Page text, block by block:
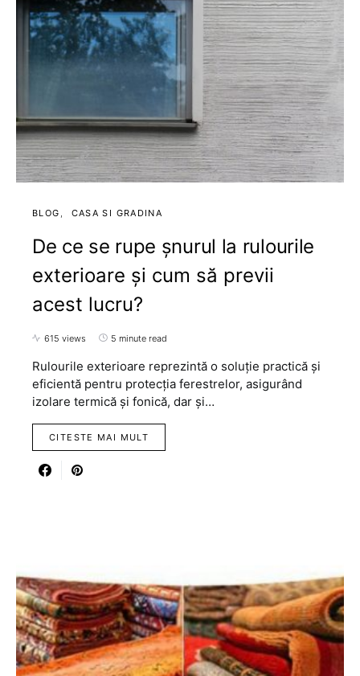
BLOG CASA SI GRADINA
De ce se rupe șnurul la rulourile
exterioare și cum să previi
acest lucru?
615 views 5 minute read
Rulourile exterioare reprezintă o soluție practică și
eficientă pentru protecția ferestrelor, asigurând
izolare termică și fonică, dar și…
CITESTE MAI MULT